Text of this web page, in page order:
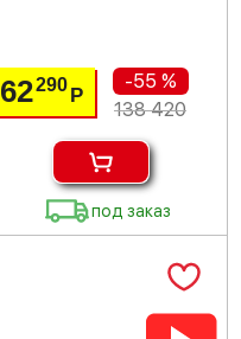
62290 Р
-55 %
138 420
под заказ